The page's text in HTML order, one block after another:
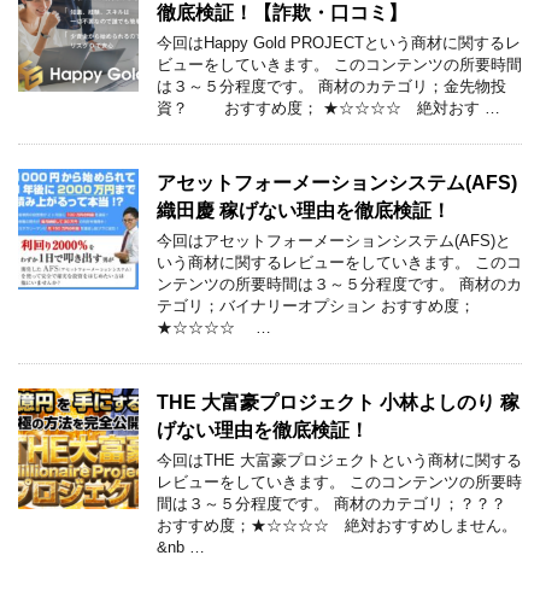
徹底検証！【詐欺・口コミ】
今回はHappy Gold PROJECTという商材に関するレ
ビューをしていきます。 このコンテンツの所要時間
は３～５分程度です。 商材のカテゴリ；金先物投
資？ おすすめ度； ★☆☆☆☆ 絶対おす …
アセットフォーメーションシステム(AFS)
織田慶 稼げない理由を徹底検証！
今回はアセットフォーメーションシステム(AFS)と
いう商材に関するレビューをしていきます。 このコ
ンテンツの所要時間は３～５分程度です。 商材のカ
テゴリ；バイナリーオプション おすすめ度；
★☆☆☆☆ …
THE 大富豪プロジェクト 小林よしのり 稼
げない理由を徹底検証！
今回はTHE 大富豪プロジェクトという商材に関する
レビューをしていきます。 このコンテンツの所要時
間は３～５分程度です。 商材のカテゴリ；？？？
おすすめ度；★☆☆☆☆ 絶対おすすめしません。
&nb …